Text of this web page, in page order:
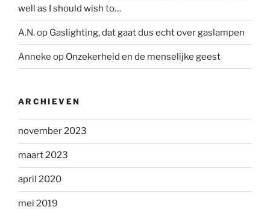
well as I should wish to…
A.N.op Gaslighting, dat gaat dus echt over gaslampen
Anneke op Onzekerheid en de menselijke geest
ARCHIEVEN
november 2023
maart 2023
april 2020
mei 2019